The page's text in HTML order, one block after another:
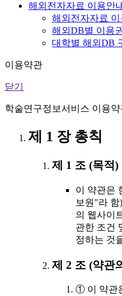
해외전자자료 이용안
해외전자자료 이
해외DB별 이용
대학별 해외DB
이용약관
닫기
학술연구정보서비스 이용
제 1 장 총칙
제 1 조 (목적)
이 약관은
보원"라
의 웹사이
관한 조건
정하는 것
제 2 조 (약관
① 이 약관